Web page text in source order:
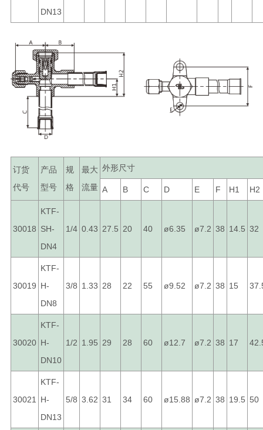
DN13
订货
代号
产品
型号
规
格
最大
流量
外形尺寸
A B C D E F H1 H2
30018
KTF-
SH-
DN4
1/4 0.43 27.5 20 40 ø6.35 ø7.2 38 14.5 32
30019
KTF-
H-
DN8
3/8 1.33 28 22 55 ø9.52 ø7.2 38 15
30020
KTF-
H-
DN10
1/2 1.95 29 28 60 ø12.7 ø7.2 38 17
30021
KTF-
H-
DN13
5/8 3.62 31 34 60 ø15.88 ø7.2 38 19.5 50